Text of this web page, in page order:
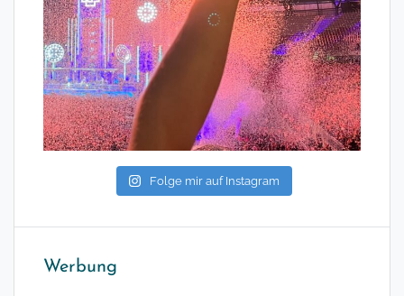
Folge mir auf Instagram
Werbung